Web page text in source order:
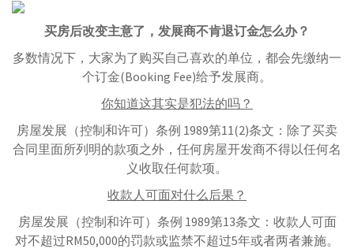
买房后改变主意了，发展商不肯退订金怎么办？
多数情况下，大家为了购买自己喜欢的单位，都会先缴纳一
个订金(Booking Fee)给予发展商。
你知道这其实是犯法的吗？
房屋发展（控制和许可）条例 1989第11(2)条文：除了买卖
合同里面所列明的款项之外，任何房屋开发商不得以任何名
义收取任何款项。
收款人可面对什么后果？
房屋发展（控制和许可）条例 1989第13条文：收款人可面
对不超过RM50,000的罚款或监禁不超过5年或者两者兼施。